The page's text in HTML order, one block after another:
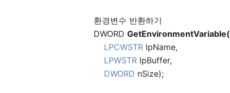
환경변수 반환하기
DWORD GetEnvironmentVariable(
LPCWSTR lpName,
LPWSTR lpBuffer,
DWORD nSize);